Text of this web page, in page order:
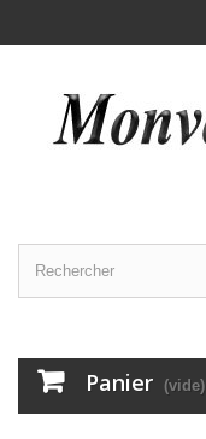
Panier (vide)